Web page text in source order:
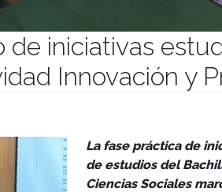
de iniciativas
Innovación y
La fase práctica de
de estudios del
Ciencias Sociales